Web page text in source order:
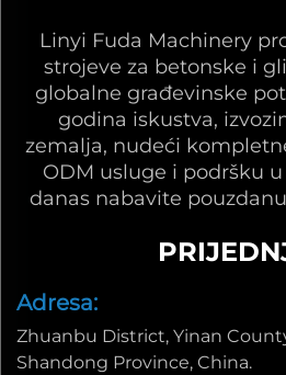
Linyi Fuda Machinery
strojeve za betonske i
globalne građevinske
godina iskustva,
zemalja, nudeći
ODM usluge i podršku
danas nabavite
Adresa:
Zhuanbu District, Yinan
Shandong Province, China.